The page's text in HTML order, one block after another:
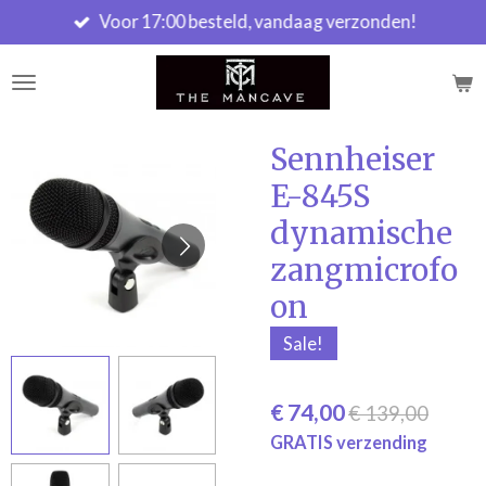
direct
naar
Voor 17:00 besteld, vandaag verzonden!
Sennheiser
E-845S
dynamische
zangmicrofo
on
Sale!
€ 74,00€ 139,00
GRATIS verzending